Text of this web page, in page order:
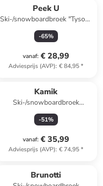
Peek U
Ski-/snowboardbroek "Tyson"
donkergroen
-65%
vanaf: € 28,99
Adviesprijs (AVP): € 84,95*
Kamik
Ski-/snowboardbroek
"Winkie" groen
-51%
vanaf: € 35,99
Adviesprijs (AVP): € 74,95*
Brunotti